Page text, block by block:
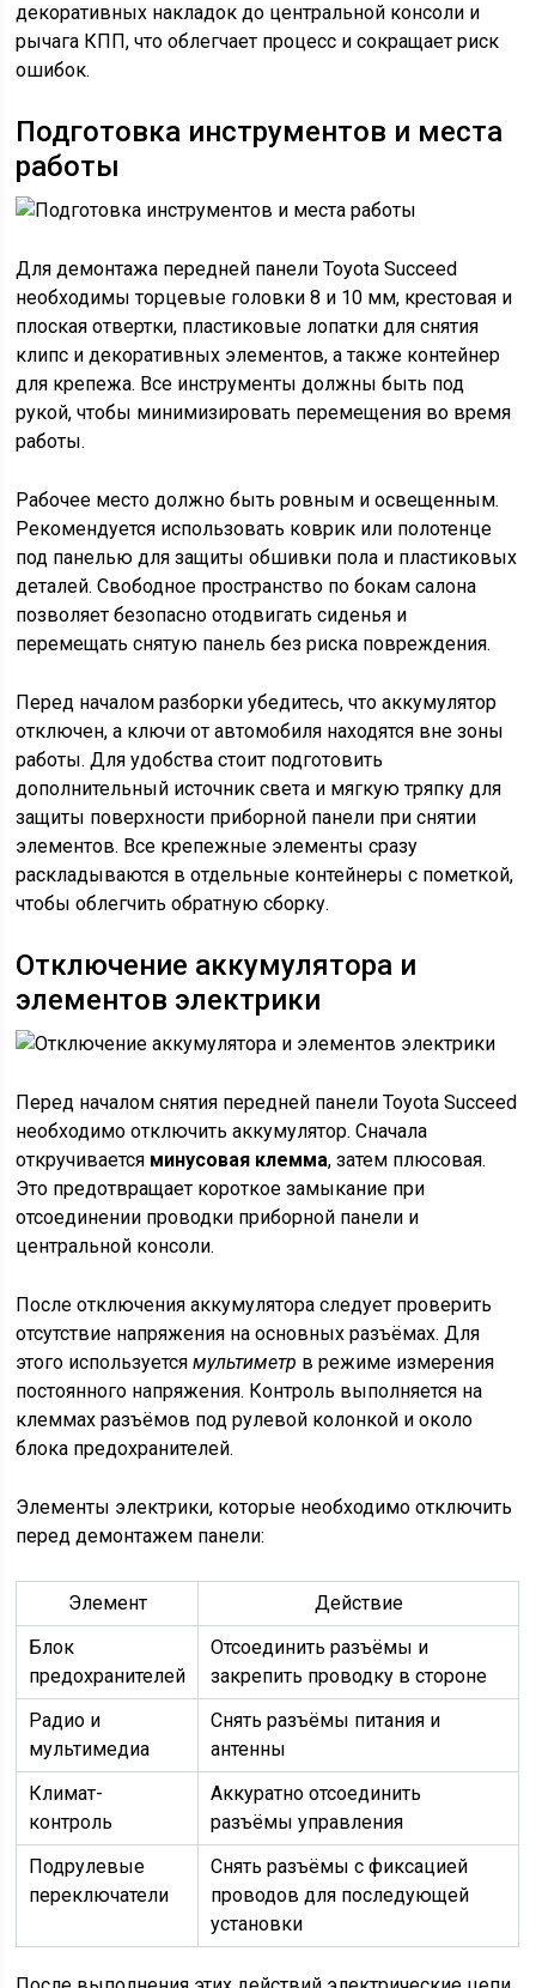
декоративных накладок до центральной консоли и
рычага КПП, что облегчает процесс и сокращает риск
ошибок.
Подготовка инструментов и места
работы
Для демонтажа передней панели Toyota Succeed
необходимы торцевые головки 8 и 10 мм, крестовая и
плоская отвертки, пластиковые лопатки для снятия
клипс и декоративных элементов, а также контейнер
для крепежа. Все инструменты должны быть под
рукой, чтобы минимизировать перемещения во время
работы.
Рабочее место должно быть ровным и освещенным.
Рекомендуется использовать коврик или полотенце
под панелью для защиты обшивки пола и пластиковых
деталей. Свободное пространство по бокам салона
позволяет безопасно отодвигать сиденья и
перемещать снятую панель без риска повреждения.
Перед началом разборки убедитесь, что аккумулятор
отключен, а ключи от автомобиля находятся вне зоны
работы. Для удобства стоит подготовить
дополнительный источник света и мягкую тряпку для
защиты поверхности приборной панели при снятии
элементов. Все крепежные элементы сразу
раскладываются в отдельные контейнеры с пометкой,
чтобы облегчить обратную сборку.
Отключение аккумулятора и
элементов электрики
Перед началом снятия передней панели Toyota Succeed
необходимо отключить аккумулятор. Сначала
откручивается минусовая клемма, затем плюсовая.
Это предотвращает короткое замыкание при
отсоединении проводки приборной панели и
центральной консоли.
После отключения аккумулятора следует проверить
отсутствие напряжения на основных разъёмах. Для
этого используетсямультиметр в режиме измерения
постоянного напряжения. Контроль выполняется на
клеммах разъёмов под рулевой колонкой и около
блока предохранителей.
Элементы электрики, которые необходимо отключить
перед демонтажем панели:
Элемент
Действие
Блок
предохранителей
Отсоединить разъёмы и
закрепить проводку в стороне
Радио и
мультимедиа
Снять разъёмы питания и
антенны
Климат-
контроль
Аккуратно отсоединить
разъёмы управления
Подрулевые
переключатели
Снять разъёмы с фиксацией
проводов для последующей
установки